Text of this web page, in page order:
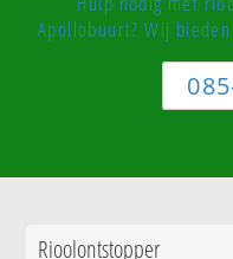
Apollobuurt? Wij
Rioolontstopper